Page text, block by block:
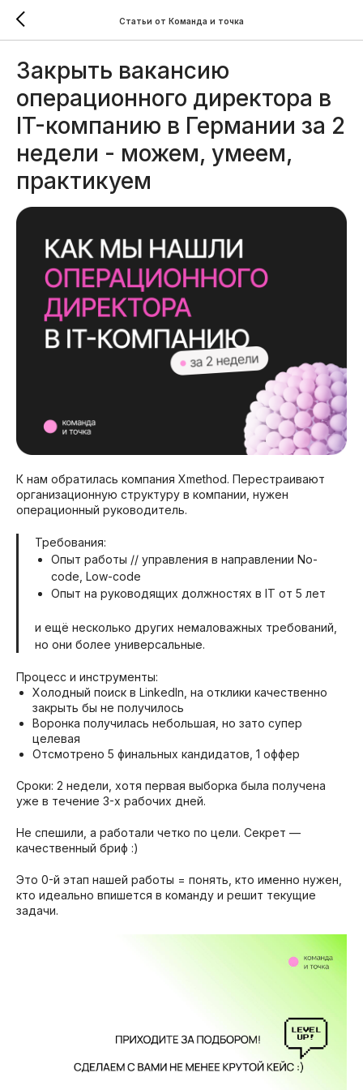
Статьи от Команда и точка
Закрыть вакансию
операционного директора в
IT-компанию в Германии за 2
недели - можем, умеем,
практикуем
К нам обратилась компания Xmethod. Перестраивают
организационную структуру в компании, нужен
операционный руководитель.
Требования:
Опыт работы // управления в направлении No-
code, Low-code
Опыт на руководящих должностях в IT от 5 лет
и ещё несколько других немаловажных требований,
но они более универсальные.
Процесс и инструменты:
Холодный поиск в LinkedIn, на отклики качественно
закрыть бы не получилось
Воронка получилась небольшая, но зато супер
целевая
Отсмотрено 5 финальных кандидатов, 1 оффер
Сроки: 2 недели, хотя первая выборка была получена
уже в течение 3-х рабочих дней.
Не спешили, а работали четко по цели. Секрет —
качественный бриф :)
Это 0-й этап нашей работы = понять, кто именно нужен,
кто идеально впишется в команду и решит текущие
задачи.